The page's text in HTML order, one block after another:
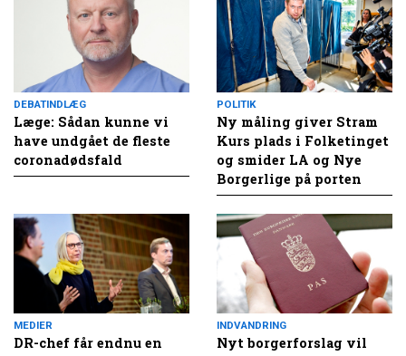
DEBATINDLÆG
Læge: Sådan kunne vi
have undgået de fleste
coronadødsfald
POLITIK
Ny måling giver Stram
Kurs plads i Folketinget
og smider LA og Nye
Borgerlige på porten
MEDIER
DR-chef får endnu en
INDVANDRING
Nyt borgerforslag vil